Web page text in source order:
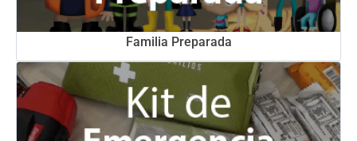
Familia Preparada